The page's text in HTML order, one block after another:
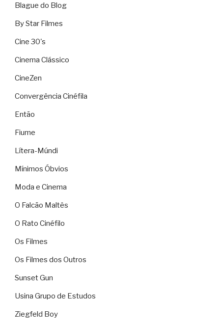
Blague do Blog
By Star Filmes
Cine 30's
Cinema Clássico
CineZen
Convergência Cinéfila
Então
Fiume
Lítera-Múndi
Mínimos Óbvios
Moda e Cinema
O Falcão Maltês
O Rato Cinéfilo
Os Filmes
Os Filmes dos Outros
Sunset Gun
Usina Grupo de Estudos
Ziegfeld Boy